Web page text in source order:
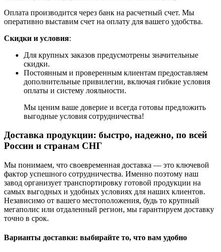
Оплата производится через банк на расчетный счет. Мы
оперативно выставим счет на оплату для вашего удобства.
Скидки и условия:
Для крупных заказов предусмотрены значительные
скидки.
Постоянным и проверенным клиентам предоставляем
дополнительные привилегии, включая гибкие условия
оплаты и систему лояльности.
Мы ценим ваше доверие и всегда готовы предложить
выгодные условия сотрудничества!
Доставка продукции: быстро, надежно, по всей
России и странам СНГ
Мы понимаем, что своевременная доставка — это ключевой
фактор успешного сотрудничества. Именно поэтому наш
завод организует транспортировку готовой продукции на
самых выгодных и удобных условиях для наших клиентов.
Независимо от вашего местоположения, будь то крупный
мегаполис или отдаленный регион, мы гарантируем доставку
точно в срок.
Варианты доставки: выбирайте то, что вам удобно